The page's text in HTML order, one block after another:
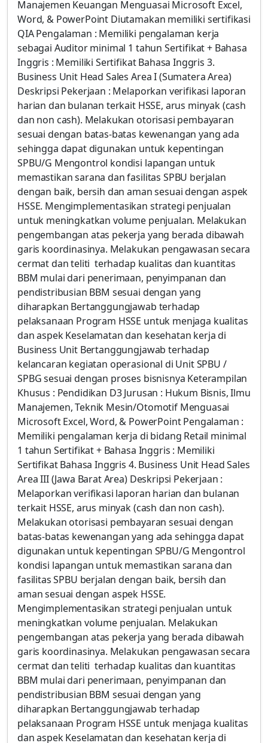
Manajemen Keuangan Menguasai Microsoft Excel,
Word, & PowerPoint Diutamakan memiliki sertifikasi
QIA Pengalaman : Memiliki pengalaman kerja
sebagai Auditor minimal 1 tahun Sertifikat + Bahasa
Inggris : Memiliki Sertifikat Bahasa Inggris 3.
Business Unit Head Sales Area I (Sumatera Area)
Deskripsi Pekerjaan : Melaporkan verifikasi laporan
harian dan bulanan terkait HSSE, arus minyak (cash
dan non cash). Melakukan otorisasi pembayaran
sesuai dengan batas-batas kewenangan yang ada
sehingga dapat digunakan untuk kepentingan
SPBU/G Mengontrol kondisi lapangan untuk
memastikan sarana dan fasilitas SPBU berjalan
dengan baik, bersih dan aman sesuai dengan aspek
HSSE. Mengimplementasikan strategi penjualan
untuk meningkatkan volume penjualan. Melakukan
pengembangan atas pekerja yang berada dibawah
garis koordinasinya. Melakukan pengawasan secara
cermat dan teliti terhadap kualitas dan kuantitas
BBM mulai dari penerimaan, penyimpanan dan
pendistribusian BBM sesuai dengan yang
diharapkan Bertanggungjawab terhadap
pelaksanaan Program HSSE untuk menjaga kualitas
dan aspek Keselamatan dan kesehatan kerja di
Business Unit Bertanggungjawab terhadap
kelancaran kegiatan operasional di Unit SPBU /
SPBG sesuai dengan proses bisnisnya Keterampilan
Khusus : Pendidikan D3 Jurusan : Hukum Bisnis, Ilmu
Manajemen, Teknik Mesin/Otomotif Menguasai
Microsoft Excel, Word, & PowerPoint Pengalaman :
Memiliki pengalaman kerja di bidang Retail minimal
1 tahun Sertifikat + Bahasa Inggris : Memiliki
Sertifikat Bahasa Inggris 4. Business Unit Head Sales
Area III (Jawa Barat Area) Deskripsi Pekerjaan :
Melaporkan verifikasi laporan harian dan bulanan
terkait HSSE, arus minyak (cash dan non cash).
Melakukan otorisasi pembayaran sesuai dengan
batas-batas kewenangan yang ada sehingga dapat
digunakan untuk kepentingan SPBU/G Mengontrol
kondisi lapangan untuk memastikan sarana dan
fasilitas SPBU berjalan dengan baik, bersih dan
aman sesuai dengan aspek HSSE.
Mengimplementasikan strategi penjualan untuk
meningkatkan volume penjualan. Melakukan
pengembangan atas pekerja yang berada dibawah
garis koordinasinya. Melakukan pengawasan secara
cermat dan teliti terhadap kualitas dan kuantitas
BBM mulai dari penerimaan, penyimpanan dan
pendistribusian BBM sesuai dengan yang
diharapkan Bertanggungjawab terhadap
pelaksanaan Program HSSE untuk menjaga kualitas
dan aspek Keselamatan dan kesehatan kerja di